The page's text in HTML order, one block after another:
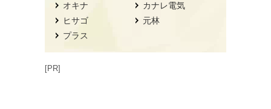
オキナ
ヒサゴ
プラス
カナレ電気
元林
[PR]